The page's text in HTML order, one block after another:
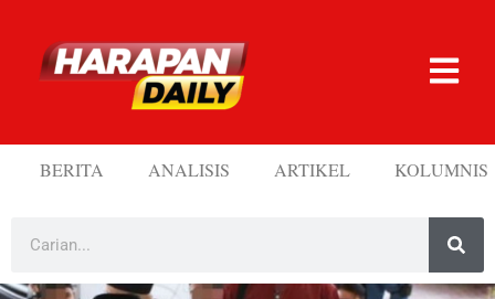
BERITA ANALISIS ARTIKEL KOLUMNIS